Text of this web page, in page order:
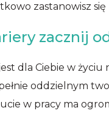
zastanowisz
zacznij
dla Ciebie w
oddzielnym
w pracy ma